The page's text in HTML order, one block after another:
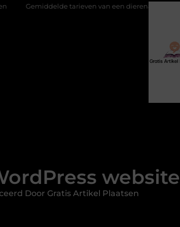
tarieven van een dierenarts in Arnhem
Door Gratis Artikel Plaatsen